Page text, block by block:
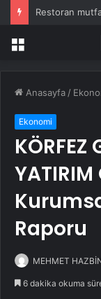
Menü
Anasayfa /
Ekonomi
KÖRFEZ
YATIRIM
Raporu
MEHMET
6 dakika okuma